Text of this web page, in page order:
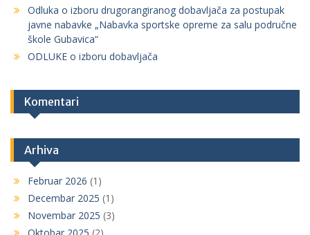
Odluka o izboru drugorangiranog dobavljača za postupak
javne nabavke „Nabavka sportske opreme za salu područne
škole Gubavica“
ODLUKE o izboru dobavljača
Komentari
Arhiva
Februar 2026 (1)
Decembar 2025 (1)
Novembar 2025 (3)
Oktobar 2025 (2)